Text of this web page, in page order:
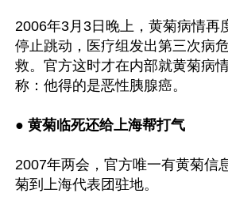
2006年3月3日晚上，黄菊病情再
停止跳动，医疗组发出第三次病
救。官方这时才在内部就黄菊病
称：他得的是恶性胰腺癌。
● 黄菊临死还给上海帮打气
2007年两会，官方唯一有黄菊信
菊到上海代表团驻地。